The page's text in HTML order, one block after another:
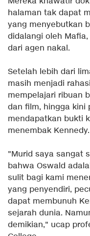
halaman tak dapat
yang menyebutkan
didalangi oleh
dari agen nakal.
Setelah lebih dari
masih menjadi
mempelajari ribuan
dan film, hingga kini
mendapatkan bukti
menembak Kennedy.
"Murid saya sangat
bahwa Oswald
sulit bagi kami
yang penyendiri,
dapat membunuh
sejarah dunia.
demikian," ucap